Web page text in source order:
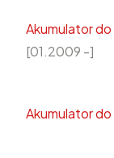
Akumulator do
[01.2009 -]
Akumulator do